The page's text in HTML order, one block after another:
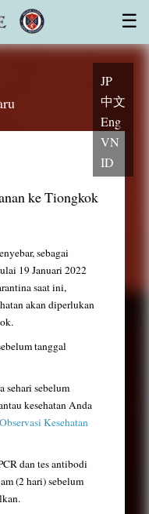
andalTopik
☰
JP
中文
Eng
VN
ID
ke Tiongkok
sebagai
19 Januari 2022
saat ini,
akan diperlukan
tanggal
sehari sebelum
kesehatan Anda
Kesehatan
dan tes antibodi
(2 hari) sebelum